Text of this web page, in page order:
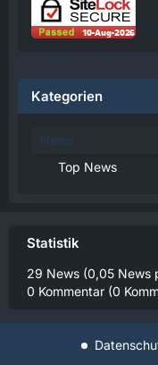
übermittelt
Inhalte von
Ihre
Kategorien
News
Top News
Statistik
29 News (0,05 News
0 Kommentar (0